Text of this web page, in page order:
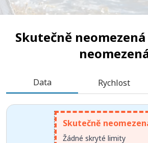
Skutečně neomezená
Data Rychlost
Skutečně
Žádné skryté limity